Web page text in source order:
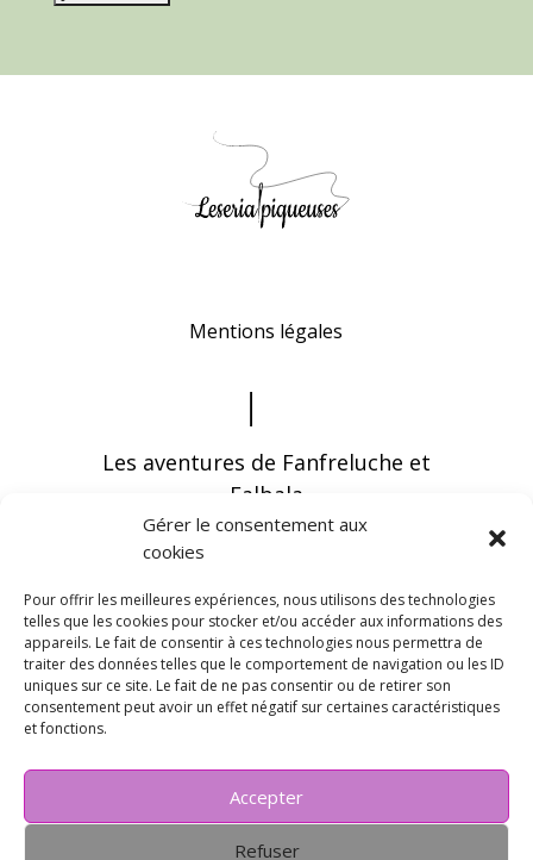
Gérer le consentement aux
cookies
Pour offrir les meilleures expériences, nous utilisons des technologies
telles que les cookies pour stocker et/ou accéder aux informations des
appareils. Le fait de consentir à ces technologies nous permettra de
traiter des données telles que le comportement de navigation ou les ID
uniques sur ce site. Le fait de ne pas consentir ou de retirer son
consentement peut avoir un effet négatif sur certaines caractéristiques
et fonctions.
Accepter
Refuser
Mentions légales
Les aventures de Fanfreluche et
Falbala
Vous pouvez recevoir les dernières infos en
vous abonnant à notre newsletter